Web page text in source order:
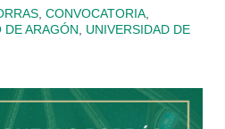
CONVOCATORIA
DE ARAGÓN
UNIVERSIDAD DE